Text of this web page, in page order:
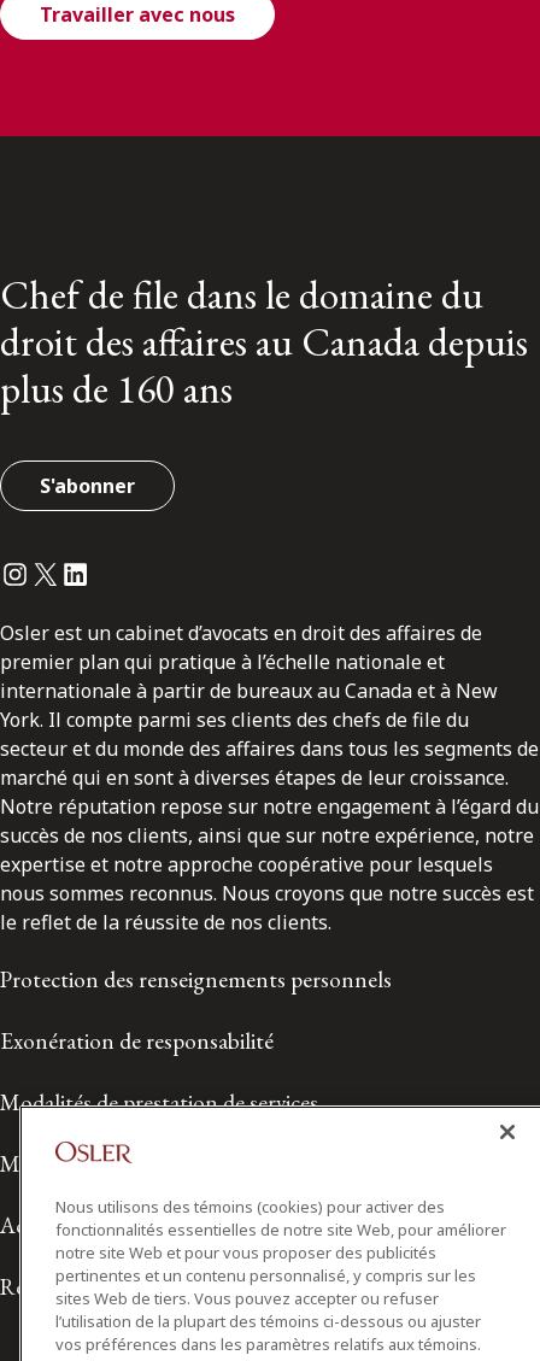
Travailler avec nous
Chef de file dans le domaine du
droit des affaires au Canada depuis
plus de 160 ans
S'abonner
Instagram
Twitter
LinkedIn
Osler est un cabinet d’avocats en droit des affaires de
premier plan qui pratique à l’échelle nationale et
internationale à partir de bureaux au Canada et à New
York. Il compte parmi ses clients des chefs de file du
secteur et du monde des affaires dans tous les segments de
marché qui en sont à diverses étapes de leur croissance.
Notre réputation repose sur notre engagement à l’égard du
succès de nos clients, ainsi que sur notre expérience, notre
expertise et notre approche coopérative pour lesquels
nous sommes reconnus. Nous croyons que notre succès est
le reflet de la réussite de nos clients.
Protection des renseignements personnels
Exonération de responsabilité
Modalités de prestation de services
Modalités d'utilisation
Accessibilité
Relations avec les médias
Nous utilisons des témoins (cookies) pour activer des
fonctionnalités essentielles de notre site Web, pour améliorer
notre site Web et pour vous proposer des publicités
pertinentes et un contenu personnalisé, y compris sur les
sites Web de tiers. Vous pouvez accepter ou refuser
l’utilisation de la plupart des témoins ci-dessous ou ajuster
vos préférences dans les paramètres relatifs aux témoins.